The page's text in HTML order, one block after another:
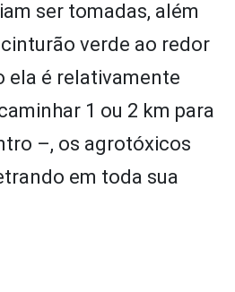
ser tomadas, além
verde ao redor
ela é relativamente
1 ou 2 km para
–, os agrotóxicos
em toda sua